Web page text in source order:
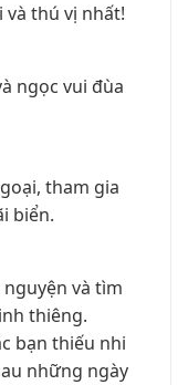
thú vị nhất!
ngọc vui đùa
tham gia
biển.
và tìm
thiêng.
bạn thiếu nhi
những ngày